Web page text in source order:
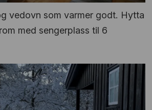
vedovn som varmer godt. Hytta
med sengerplass til 6